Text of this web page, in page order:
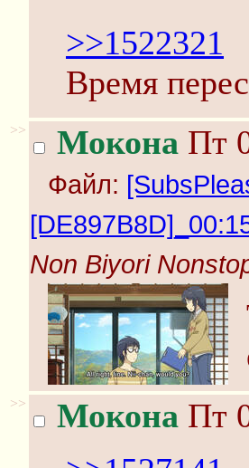
>>1522321
Время
>> Мокона Пт
Файл:
Non Biyori
>> Мокона Пт